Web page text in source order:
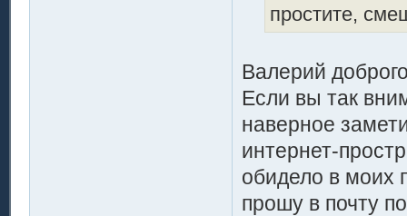
простите,
Валерий
Если вы так
наверное
интернет-
обидело в моих
прошу в почту